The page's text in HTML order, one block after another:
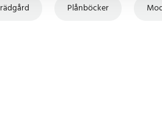
Plånböcker